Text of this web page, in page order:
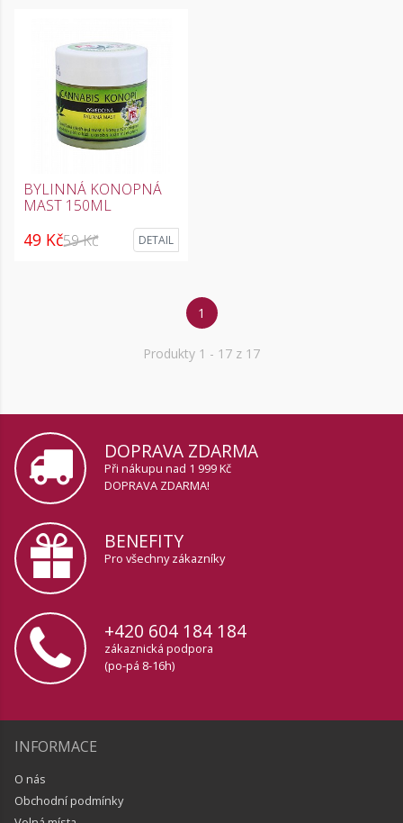
BYLINNÁ KONOPNÁ
MAST 150ML
49 Kč59 Kč DETAIL
1
Produkty 1 - 17 z 17
DOPRAVA ZDARMA
Při nákupu nad 1 999 Kč
DOPRAVA ZDARMA!
BENEFITY
Pro všechny zákazníky
+420 604 184 184
zákaznická podpora
(po-pá 8-16h)
INFORMACE
O nás
Obchodní podmínky